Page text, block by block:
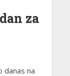
za
danas na